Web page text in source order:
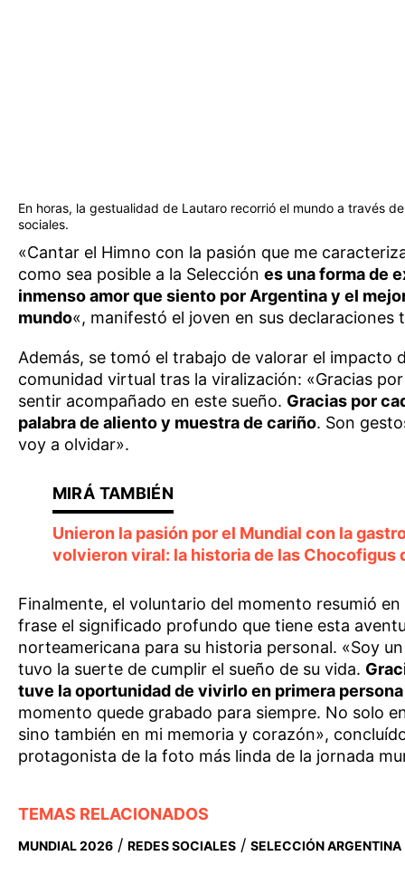
En horas, la gestualidad de Lautaro recorrió el mundo a través
sociales.
«Cantar el Himno con la pasión que me
como sea posible a la Selección es una forma de
inmenso amor que siento por Argentina y el
mundo«, manifestó el joven en sus declaraciones
Además, se tomó el trabajo de valorar el impacto
comunidad virtual tras la viralización: «Gracias
sentir acompañado en este sueño. Gracias por
palabra de aliento y muestra de cariño. Son
voy a olvidar».
Unieron la pasión por el Mundial con la
volvieron viral: la historia de las Chocofigus
Finalmente, el voluntario del momento resumió en
frase el significado profundo que tiene esta
norteamericana para su historia personal. «Soy
tuvo la suerte de cumplir el sueño de su vida.
tuve la oportunidad de vivirlo en primera
momento quede grabado para siempre. No solo
sino también en mi memoria y corazón»,
protagonista de la foto más linda de la jornada
TEMAS RELACIONADOS
MUNDIAL 2026 / REDES SOCIALES / SELECCIÓN ARGENTINA